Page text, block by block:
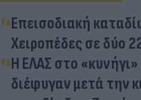
Επεισοδιακή
Χειροπέδες σε δύο
Η ΕΛΑΣ στο
διέφυγαν μετά την